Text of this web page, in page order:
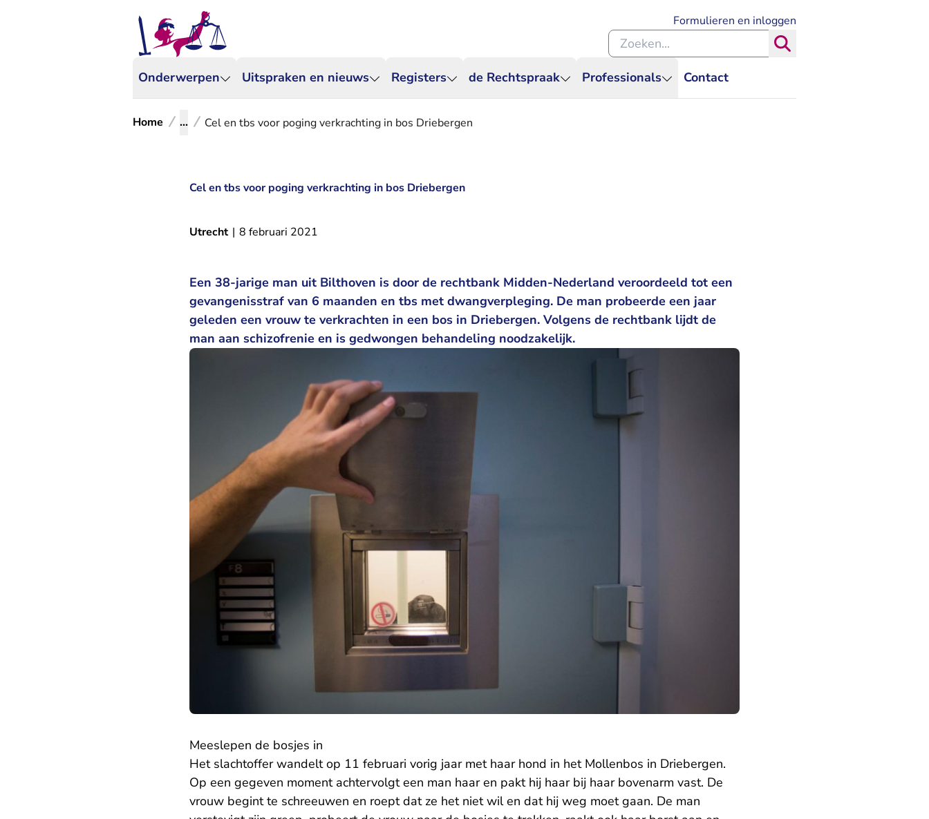
Onderwerpen Uitspraken en nieuws Registers de Rechtspraak Professionals Contact
Formulieren en inloggen
Zoeken binnen de Rechtspraak
Home ... Cel en tbs voor poging verkrachting in bos Driebergen
Cel en tbs voor poging verkrachting in bos Driebergen
Utrecht | 8 februari 2021
Een 38-jarige man uit Bilthoven is door de rechtbank Midden-Nederland veroordeeld tot een
gevangenisstraf van 6 maanden en tbs met dwangverpleging. De man probeerde een jaar
geleden een vrouw te verkrachten in een bos in Driebergen. Volgens de rechtbank lijdt de
man aan schizofrenie en is gedwongen behandeling noodzakelijk.
Meeslepen de bosjes in
Het slachtoffer wandelt op 11 februari vorig jaar met haar hond in het Mollenbos in Driebergen.
Op een gegeven moment achtervolgt een man haar en pakt hij haar bij haar bovenarm vast. De
vrouw begint te schreeuwen en roept dat ze het niet wil en dat hij weg moet gaan. De man